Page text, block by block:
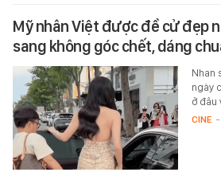
Mỹ nhân Việt được đề cử đẹp
sang không góc chết, dáng
Nhan
ngày
ở đâu
CINE -